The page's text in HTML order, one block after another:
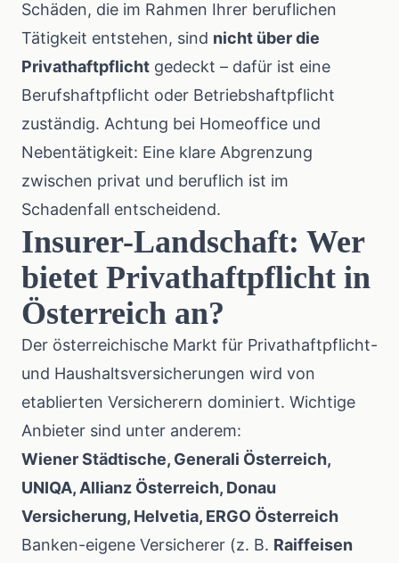
Schäden, die im Rahmen Ihrer beruflichen
Tätigkeit entstehen, sind nicht über die
Privathaftpflicht gedeckt – dafür ist eine
Berufshaftpflicht oder Betriebshaftpflicht
zuständig. Achtung bei Homeoffice und
Nebentätigkeit: Eine klare Abgrenzung
zwischen privat und beruflich ist im
Schadenfall entscheidend.
Insurer-Landschaft: Wer
bietet Privathaftpflicht in
Österreich an?
Der österreichische Markt für Privathaftpflicht-
und Haushaltsversicherungen wird von
etablierten Versicherern dominiert. Wichtige
Anbieter sind unter anderem:
Wiener Städtische, Generali Österreich,
UNIQA, Allianz Österreich, Donau
Versicherung, Helvetia, ERGO Österreich
Banken-eigene Versicherer (z. B. Raiffeisen